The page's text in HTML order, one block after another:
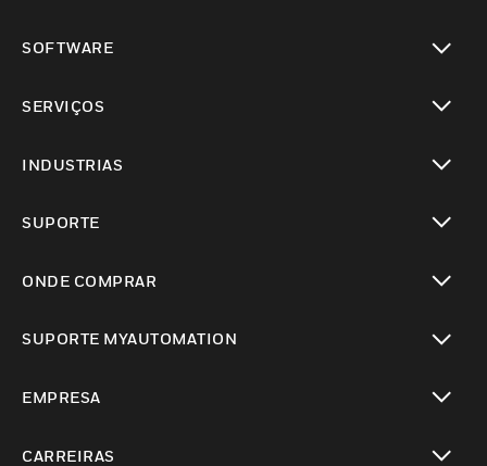
SOFTWARE
SERVIÇOS
INDUSTRIAS
SUPORTE
ONDE COMPRAR
SUPORTE MYAUTOMATION
EMPRESA
CARREIRAS